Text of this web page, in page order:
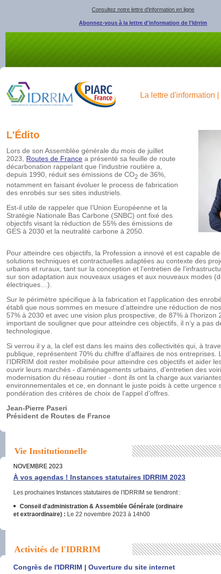
Consultez notre lettre d'information en ligne
Abonnez-vous à la lettre d'information de l'Idrrim
La lettre d'information
L'Édito
Lors de son Assemblée générale du mois de juillet
2023, Routes de France a présenté sa feuille de route
décarbonation rappelant que l’industrie routière a,
depuis 1990, réduit ses émissions de CO2 de 36%,
notamment en faisant évoluer le process de fabrication
des enrobés sur ses sites industriels.
Est-il utile de rappeler que l’Union Européenne et la
Stratégie Nationale Bas Carbone (SNBC) ont fixé des
objectifs visant la réduction de 55% des émissions de
GES à 2030 et la neutralité carbone à 2050.
Pour atteindre ces objectifs, la Profession a innové et est capable
solutions techniques et contractuelles adaptées au contexte des
urbains et ruraux, tant sur la conception et l’entretien de
sur son adaptation aux nouveaux usages et aux nouveaux modes
électriques…).
Sur le périmètre spécifique à la fabrication et l’application des
établi que nous sommes en mesure d’atteindre une réduction de
57% à 2030 et avec une vision plus prospective, de 87% à l’horizon
important de souligner que pour atteindre ces objectifs, il n’y a pas
technologique.
Si verrou il y a, la clef est dans les mains des collectivités qui, à
publique, représentent 70% du chiffre d’affaires de nos entreprises.
l’IDRRIM doit rester mobilisée pour atteindre ces objectifs et aider
ouvrir leurs marchés - d’aménagements urbains, d’entretien des
modernisation du réseau routier - dont ils ont la charge aux
environnementales et ce, en donnant le juste poids à cette urgence
pondération des critères de choix de l’appel d’offres.
Jean-Pierre Paseri
Président de Routes de France
Vie Institutionnelle
NOVEMBRE 2023
À vos agendas ! Instances statutaires IDRRIM 2023
Les prochaines Instances statutaires de l'IDRRIM se tiendront :
Conseil d'administration & Assemblée Générale (ordinaire
et extraordinaire) : Le 22 novembre 2023 à 14h00
Activités de l'IDRRIM
Congrès de l'IDRRIM | Ouverture du site internet